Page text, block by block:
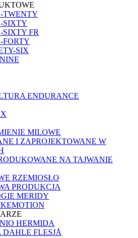
TWENTY
SIXTY
SIXTY FR
FORTY
SIX
ENDURANCE
MILOWE
I ZAPROJEKTOWANE W
NA TAJWANIE
RZEMIOSŁO
PRODUKCJA
MERIDY
HERMIDA
DAHLE FLESJÅ